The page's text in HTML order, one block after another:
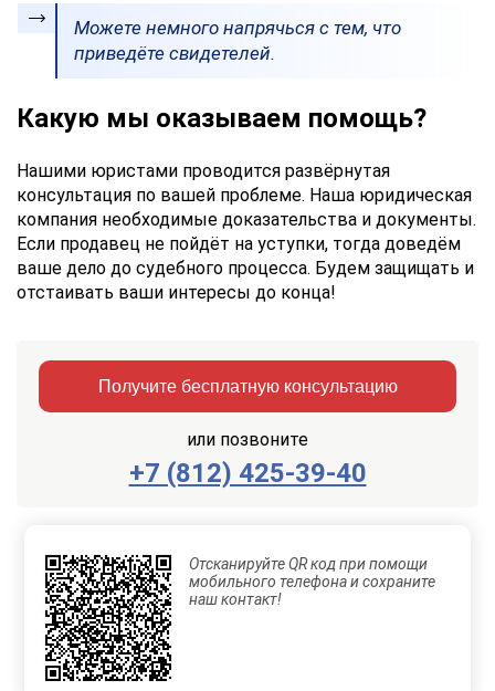
Можете немного напрячься с тем, что
приведёте свидетелей.
Какую мы оказываем помощь?
Нашими юристами проводится развёрнутая
консультация по вашей проблеме. Наша юридическая
компания необходимые доказательства и документы.
Если продавец не пойдёт на уступки, тогда доведём
ваше дело до судебного процесса. Будем защищать и
отстаивать ваши интересы до конца!
Получите бесплатную консультацию
или позвоните
+7 (812) 425-39-40
Заказать
Отправляя
данные,
Вы
соглашаетесь
с
Правилами
Отсканируйте QR код при помощи
мобильного телефона и сохраните
наш контакт!